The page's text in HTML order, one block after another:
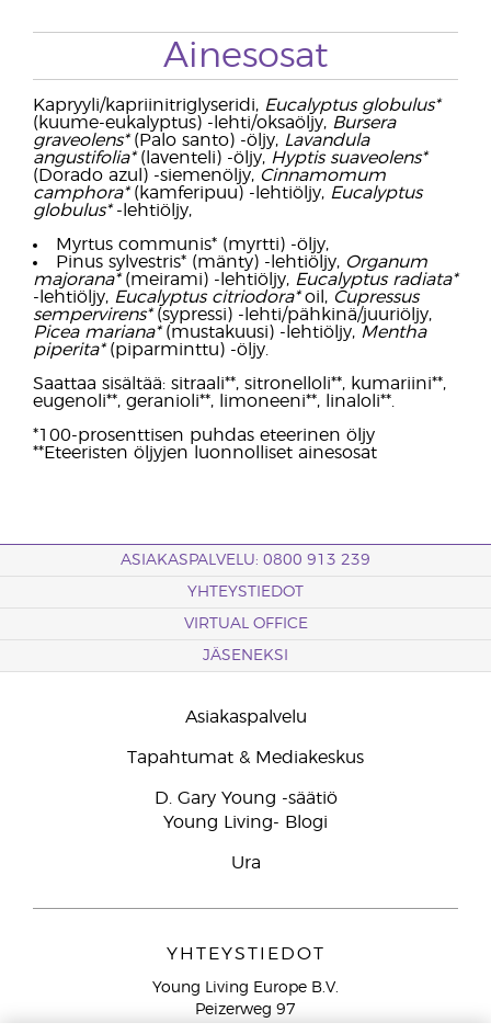
Ainesosat
Kapryyli/kapriinitriglyseridi, Eucalyptus globulus*
(kuume-eukalyptus) -lehti/oksaöljy, Bursera
graveolens*(Palo santo) -öljy, Lavandula
angustifolia*(laventeli) -öljy, Hyptis suaveolens*
(Dorado azul) -siemenöljy, Cinnamomum
camphora*(kamferipuu) -lehtiöljy, Eucalyptus
globulus*-lehtiöljy,
Myrtus communis* (myrtti) -öljy,
Pinus sylvestris* (mänty) -lehtiöljy, Organum
majorana*(meirami) -lehtiöljy, Eucalyptus radiata*
-lehtiöljy, Eucalyptus citriodora*oil, Cupressus
sempervirens*(sypressi) -lehti/pähkinä/juuriöljy,
Picea mariana*(mustakuusi) -lehtiöljy, Mentha
piperita*(piparminttu) -öljy.
Saattaa sisältää: sitraali**, sitronelloli**, kumariini**,
eugenoli**, geranioli**, limoneeni**, linaloli**.
*100-prosenttisen puhdas eteerinen öljy
**Eteeristen öljyjen luonnolliset ainesosat
ASIAKASPALVELU: 0800 913 239
YHTEYSTIEDOT
VIRTUAL OFFICE
JÄSENEKSI
Asiakaspalvelu
Tapahtumat & Mediakeskus
D. Gary Young -säätiö
Young Living- Blogi
Ura
YHTEYSTIEDOT
Young Living Europe B.V.
Peizerweg 97